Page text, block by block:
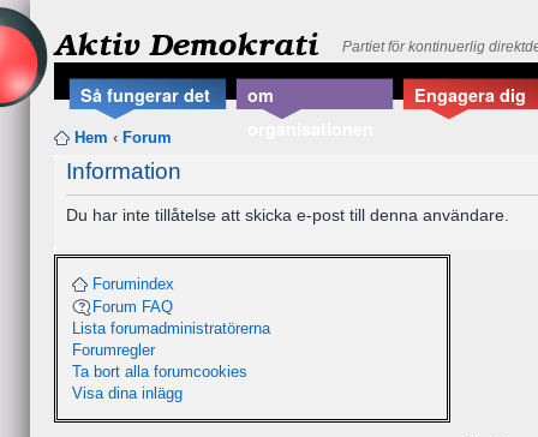
Aktiv Demokrati Partiet för kontinuerlig
Så fungerar det
om
Engagera dig
Hem ‹ Forum
Information
Du har inte tillåtelse att skicka e-post till denna användare.
Forumindex
Forum FAQ
Lista forumadministratörerna
Forumregler
Ta bort alla forumcookies
Visa dina inlägg